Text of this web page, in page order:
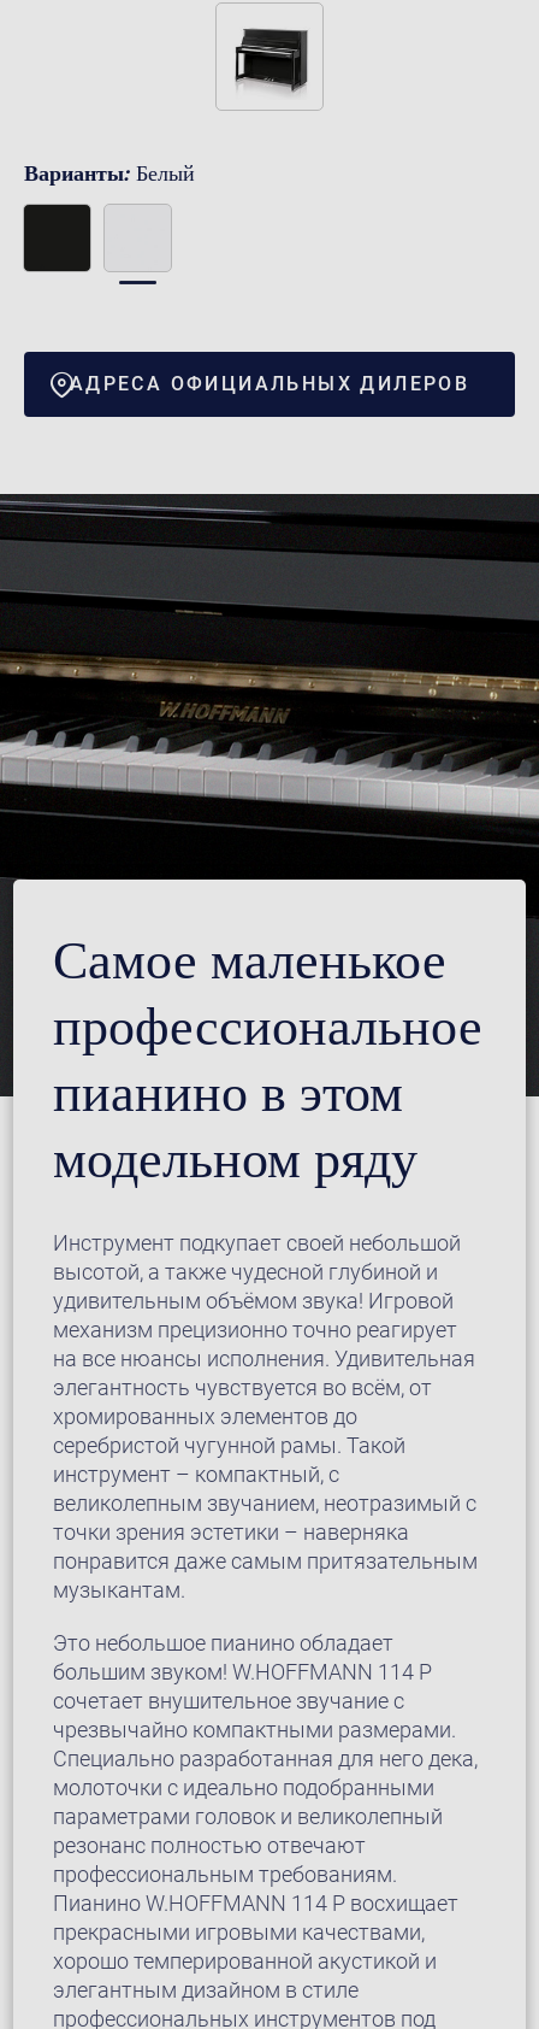
Варианты: Белый
АДРЕСА ОФИЦИАЛЬНЫХ ДИЛЕРОВ
Самое маленькое
профессиональное
пианино в этом
модельном ряду
Инструмент подкупает своей небольшой
высотой, а также чудесной глубиной и
удивительным объёмом звука! Игровой
механизм прецизионно точно реагирует
на все нюансы исполнения. Удивительная
элегантность чувствуется во всём, от
хромированных элементов до
серебристой чугунной рамы. Такой
инструмент – компактный, с
великолепным звучанием, неотразимый с
точки зрения эстетики – наверняка
понравится даже самым притязательным
музыкантам.
Это небольшое пианино обладает
большим звуком! W.HOFFMANN 114 Р
сочетает внушительное звучание с
чрезвычайно компактными размерами.
Специально разработанная для него дека,
молоточки с идеально подобранными
параметрами головок и великолепный
резонанс полностью отвечают
профессиональным требованиям.
Пианино W.HOFFMANN 114 Р восхищает
прекрасными игровыми качествами,
хорошо темперированной акустикой и
элегантным дизайном в стиле
профессиональных инструментов под